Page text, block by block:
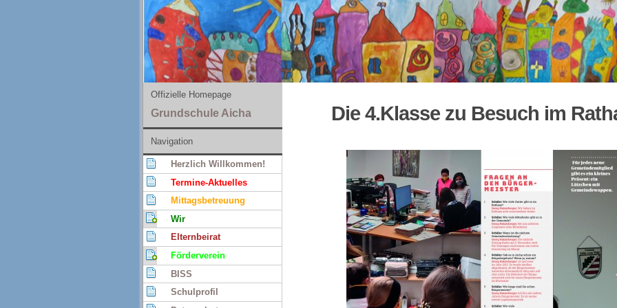
Die 4.Klasse zu Besuch im
Offizielle Homepage
Grundschule Aicha
Navigation
Herzlich Willkommen!
Termine-Aktuelles
Mittagsbetreuung
Wir
Elternbeirat
Förderverein
BISS
Schulprofil